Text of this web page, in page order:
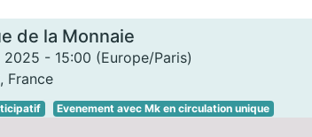
de la Monnaie
2025 - 15:00 (Europe/Paris)
, France
Evenement avec Mk en circulation unique